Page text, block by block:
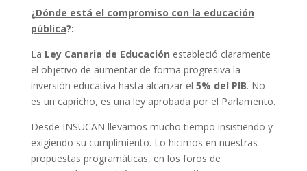
¿Dónde está el compromiso con la educación
pública?:
La Ley Canaria de Educación estableció claramente
el objetivo de aumentar de forma progresiva la
inversión educativa hasta alcanzar el 5% del PIB. No
es un capricho, es una ley aprobada por el Parlamento.
Desde INSUCAN llevamos mucho tiempo insistiendo y
exigiendo su cumplimiento. Lo hicimos en nuestras
propuestas programáticas, en los foros de